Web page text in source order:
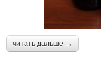
читать дальше →